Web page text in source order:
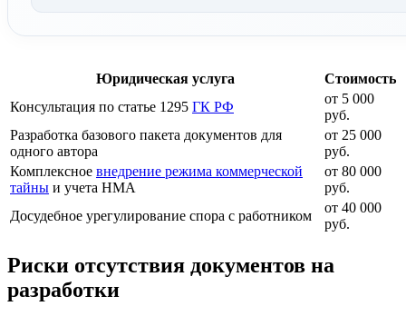
Юридическая услуга
Стоимость
Консультация по статье 1295 ГК РФ
от 5 000
руб.
Разработка базового пакета документов для
одного автора
от 25 000
руб.
Комплексное внедрение режима коммерческой
тайны и учета НМА
от 80 000
руб.
Досудебное урегулирование спора с работником
от 40 000
руб.
Риски отсутствия документов на
разработки